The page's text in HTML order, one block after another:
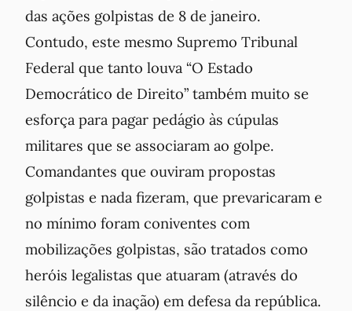
das ações golpistas de 8 de janeiro.
Contudo, este mesmo Supremo Tribunal
Federal que tanto louva “O Estado
Democrático de Direito” também muito se
esforça para pagar pedágio às cúpulas
militares que se associaram ao golpe.
Comandantes que ouviram propostas
golpistas e nada fizeram, que prevaricaram e
no mínimo foram coniventes com
mobilizações golpistas, são tratados como
heróis legalistas que atuaram (através do
silêncio e da inação) em defesa da república.